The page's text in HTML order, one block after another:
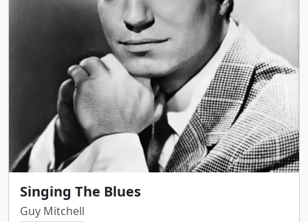
Singing The Blues
Guy Mitchell